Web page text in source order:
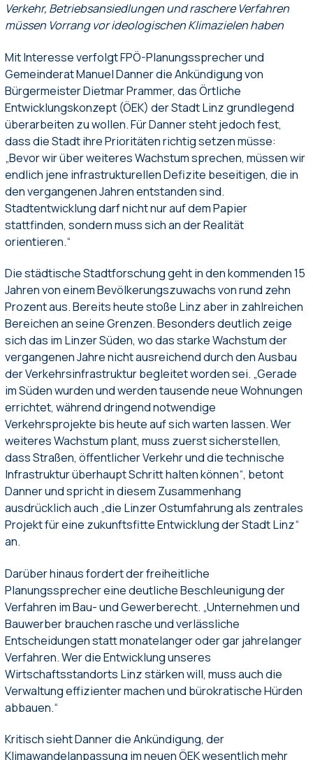
Verkehr, Betriebsansiedlungen und raschere Verfahren
müssen Vorrang vor ideologischen Klimazielen haben
Mit Interesse verfolgt FPÖ-Planungssprecher und
Gemeinderat Manuel Danner die Ankündigung von
Bürgermeister Dietmar Prammer, das Örtliche
Entwicklungskonzept (ÖEK) der Stadt Linz grundlegend
überarbeiten zu wollen. Für Danner steht jedoch fest,
dass die Stadt ihre Prioritäten richtig setzen müsse:
„Bevor wir über weiteres Wachstum sprechen, müssen wir
endlich jene infrastrukturellen Defizite beseitigen, die in
den vergangenen Jahren entstanden sind.
Stadtentwicklung darf nicht nur auf dem Papier
stattfinden, sondern muss sich an der Realität
orientieren.“
Die städtische Stadtforschung geht in den kommenden 15
Jahren von einem Bevölkerungszuwachs von rund zehn
Prozent aus. Bereits heute stoße Linz aber in zahlreichen
Bereichen an seine Grenzen. Besonders deutlich zeige
sich das im Linzer Süden, wo das starke Wachstum der
vergangenen Jahre nicht ausreichend durch den Ausbau
der Verkehrsinfrastruktur begleitet worden sei. „Gerade
im Süden wurden und werden tausende neue Wohnungen
errichtet, während dringend notwendige
Verkehrsprojekte bis heute auf sich warten lassen. Wer
weiteres Wachstum plant, muss zuerst sicherstellen,
dass Straßen, öffentlicher Verkehr und die technische
Infrastruktur überhaupt Schritt halten können“, betont
Danner und spricht in diesem Zusammenhang
ausdrücklich auch „die Linzer Ostumfahrung als zentrales
Projekt für eine zukunftsfitte Entwicklung der Stadt Linz“
an.
Darüber hinaus fordert der freiheitliche
Planungssprecher eine deutliche Beschleunigung der
Verfahren im Bau- und Gewerberecht. „Unternehmen und
Bauwerber brauchen rasche und verlässliche
Entscheidungen statt monatelanger oder gar jahrelanger
Verfahren. Wer die Entwicklung unseres
Wirtschaftsstandorts Linz stärken will, muss auch die
Verwaltung effizienter machen und bürokratische Hürden
abbauen.“
Kritisch sieht Danner die Ankündigung, der
Klimawandelanpassung im neuen ÖEK wesentlich mehr